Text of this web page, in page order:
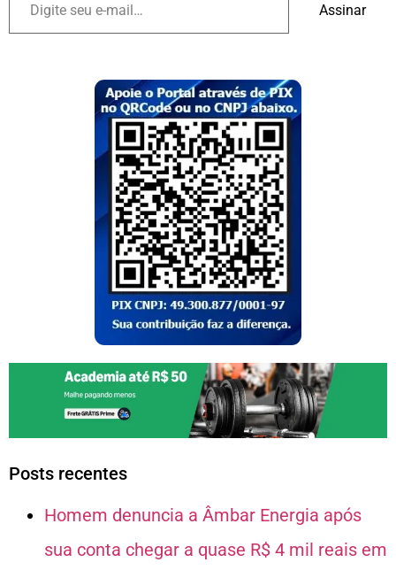
Assinar
Posts recentes
Homem denuncia a Âmbar Energia após
sua conta chegar a quase R$ 4 mil reais em